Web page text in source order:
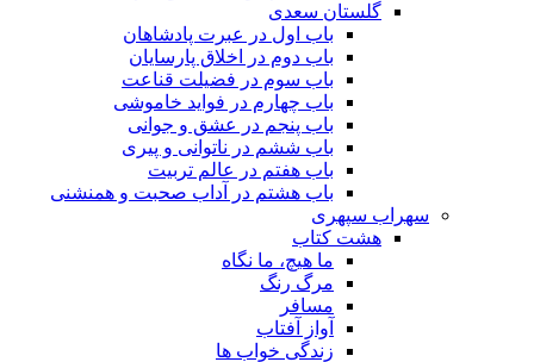
گلستان سعدی
باب اول در عبرت پادشاهان
باب دوم در اخلاق پارسایان
باب سوم در فضیلت قناعت
باب چهارم در فواید خاموشى
باب پنجم در عشق و جوانى
باب ششم در ناتوانى و پیرى
باب هفتم در عالم تربیت
باب هشتم در آداب صحبت و همنشنى
سهراب سپهری
هشت کتاب
ما هیچ، ما نگاه
مرگ رنگ
مسافر
آواز آفتاب
زندگی خواب ها